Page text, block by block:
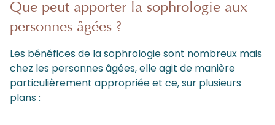
Que peut apporter la sophrologie aux
personnes âgées ?
Les bénéfices de la sophrologie sont nombreux mais
chez les personnes âgées, elle agit de manière
particulièrement appropriée et ce, sur plusieurs
plans :